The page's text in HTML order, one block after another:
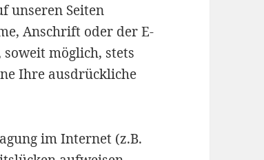
unseren Seiten
Anschrift oder der E-
möglich, stets
Ihre ausdrückliche
im Internet (z.B.